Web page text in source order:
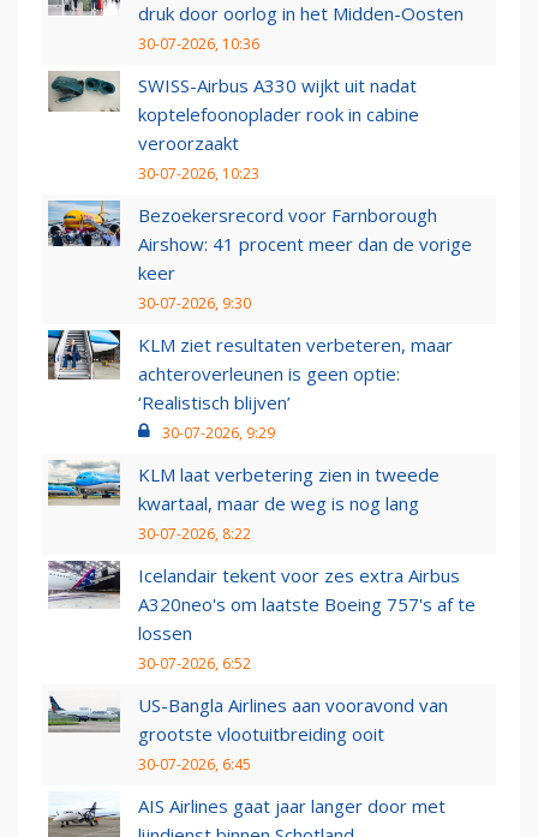
druk door oorlog in het Midden-Oosten
30-07-2026, 10:36
SWISS-Airbus A330 wijkt uit nadat
koptelefoonoplader rook in cabine
veroorzaakt
30-07-2026, 10:23
Bezoekersrecord voor Farnborough
Airshow: 41 procent meer dan de vorige
keer
30-07-2026, 9:30
KLM ziet resultaten verbeteren, maar
achteroverleunen is geen optie:
‘Realistisch blijven’
30-07-2026, 9:29
KLM laat verbetering zien in tweede
kwartaal, maar de weg is nog lang
30-07-2026, 8:22
Icelandair tekent voor zes extra Airbus
A320neo's om laatste Boeing 757's af te
lossen
30-07-2026, 6:52
US-Bangla Airlines aan vooravond van
grootste vlootuitbreiding ooit
30-07-2026, 6:45
AIS Airlines gaat jaar langer door met